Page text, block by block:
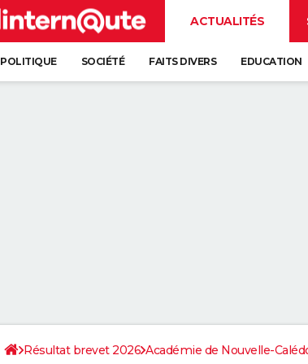
ACTUALITÉS
POLITIQUE SOCIÉTÉ FAITS DIVERS EDUCATION
Résultat brevet 2026 Académie de Nouvelle-